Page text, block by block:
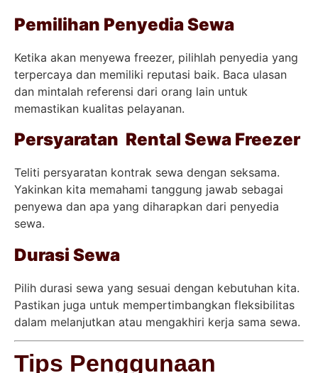
Pemilihan Penyedia Sewa
Ketika akan menyewa freezer, pilihlah penyedia yang
terpercaya dan memiliki reputasi baik. Baca ulasan
dan mintalah referensi dari orang lain untuk
memastikan kualitas pelayanan.
Persyaratan Rental Sewa Freezer
Teliti persyaratan kontrak sewa dengan seksama.
Yakinkan kita memahami tanggung jawab sebagai
penyewa dan apa yang diharapkan dari penyedia
sewa.
Durasi Sewa
Pilih durasi sewa yang sesuai dengan kebutuhan kita.
Pastikan juga untuk mempertimbangkan fleksibilitas
dalam melanjutkan atau mengakhiri kerja sama sewa.
Tips Penggunaan